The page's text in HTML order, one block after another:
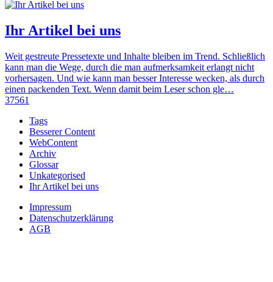
Ihr Artikel bei uns
Weit gestreute Pressetexte und Inhalte bleiben im Trend. Schließlich
kann man die Wege, durch die man aufmerksamkeit erlangt nicht
vorhersagen. Und wie kann man besser Interesse wecken, als durch
einen packenden Text. Wenn damit beim Leser schon gle…
37561
Tags
Besserer Content
WebContent
Archiv
Glossar
Unkategorised
Ihr Artikel bei uns
Impressum
Datenschutzerklärung
AGB